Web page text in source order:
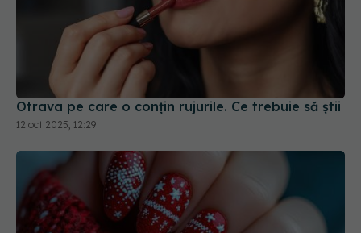
Otrava pe care o conțin rujurile. Ce trebuie să știi
12 oct 2025, 12:29